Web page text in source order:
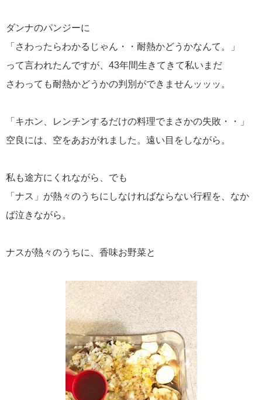
ダンナのパンジーに
「さわったらわかるじゃん・・耐熱かどうかなんて。」
って言われたんですが、43年間生きてきて私いまだ
さわっても耐熱かどうかの判別ができませんッッッ。
「キホン、レンチンするだけの料理でまさかの失敗・・」
空良には、空をあおがれました。遠い目をしながら。
私も途方にくれながら、でも
「ナス」が熱々のうちにしなければならない行程を、なか
ば泣きながら。
ナスが熱々のうちに、香味お野菜と